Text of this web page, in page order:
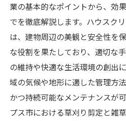
業の基本的なポイントから、効
でを徹底解説します。ハウスク
は、建物周辺の美観と安全性を
な役割を果たしており、適切な
の維持や快適な生活環境の創出
域の気候や地形に適した管理方
かつ持続可能なメンテナンスが
プス市における草刈り剪定と雑